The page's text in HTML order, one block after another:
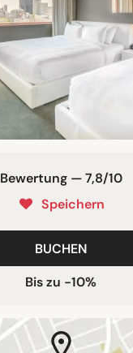
Bewertung — 7,8/10
Speichern
BUCHEN
Bis zu -10%